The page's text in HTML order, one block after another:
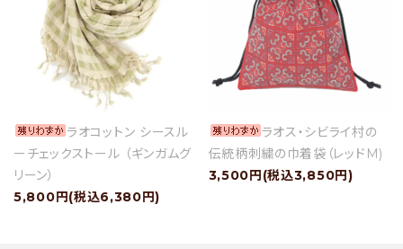
ラオコットン シースル
ーチェックストール （ギンガムグ
リーン）
5,800円(税込6,380円)
ラオス・シビライ村の
伝統柄刺繍の巾着袋（レッドM)
3,500円(税込3,850円)